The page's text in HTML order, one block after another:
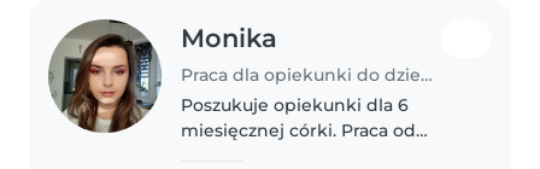
Monika
Praca dla opiekunki do dziecka w Dąbrowa Górnicza
Poszukuje opiekunki dla 6
miesięcznej córki. Praca od